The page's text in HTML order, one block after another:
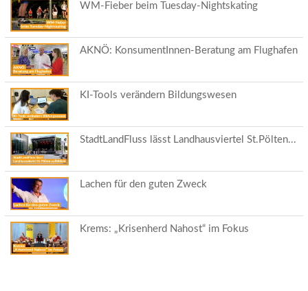
WM-Fieber beim Tuesday-Nightskating
AKNÖ: KonsumentInnen-Beratung am Flughafen
KI-Tools verändern Bildungswesen
StadtLandFluss lässt Landhausviertel St.Pölten...
Lachen für den guten Zweck
Krems: „Krisenherd Nahost“ im Fokus